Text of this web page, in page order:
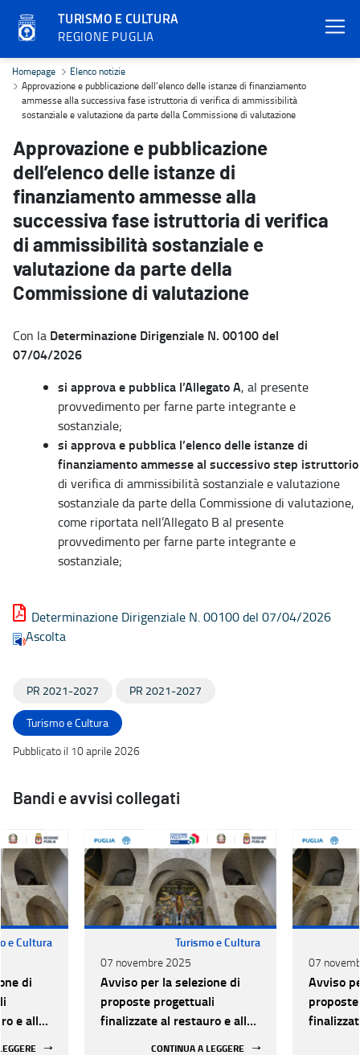
TURISMO E CULTURA
REGIONE PUGLIA
Approvazione e pubblicazione dell’elenco delle istanze di
Homepage
Elenco notizie
Approvazione e pubblicazione dell’elenco delle istanze di finanziamento
ammesse alla successiva fase istruttoria di verifica di ammissibilità
sostanziale e valutazione da parte della Commissione di valutazione
Approvazione e pubblicazione
dell’elenco delle istanze di
finanziamento ammesse alla
successiva fase istruttoria di verifica
di ammissibilità sostanziale e
valutazione da parte della
Commissione di valutazione
Con la Determinazione Dirigenziale N. 00100 del
07/04/2026
si approva e pubblica l’Allegato A, al presente
provvedimento per farne parte integrante e
sostanziale;
si approva e pubblica l’elenco delle istanze di
finanziamento ammesse al successivo step istruttorio
di verifica di ammissibilità sostanziale e valutazione
sostanziale da parte della Commissione di valutazione,
come riportata nell’Allegato B al presente
provvedimento per farne parte integrante e
sostanziale;
Determinazione Dirigenziale N. 00100 del 07/04/2026
Ascolta
PR 2021-2027 PR 2021-2027
Turismo e Cultura
Pubblicato il 10 aprile 2026
Bandi e avvisi collegati
e Cultura
di
e alla
Turismo e Cultura
07 novembre 2025
Avviso per la selezione di
proposte progettuali
finalizzate al restauro e alla
CONTINUA A LEGGERE
07
Avviso